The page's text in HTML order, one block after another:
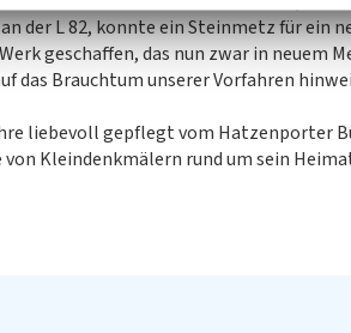
der L 82, konnte ein Steinmetz für ein
geschaffen, das nun zwar in neuem
das Brauchtum unserer Vorfahren
liebevoll gepflegt vom Hatzenporter
von Kleindenkmälern rund um sein